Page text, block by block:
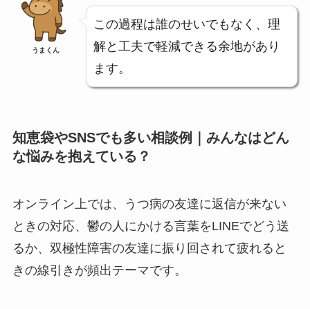
うまくん
この過程は誰のせいでもなく、理
解と工夫で軽減できる余地があり
ます。
知恵袋やSNSでも多い相談例｜みんなはどん
な悩みを抱えている？
オンライン上では、うつ病の友達に返信が来ない
ときの対応、鬱の人にかける言葉をLINEでどう送
るか、双極性障害の友達に振り回されて疲れると
きの線引きが頻出テーマです。